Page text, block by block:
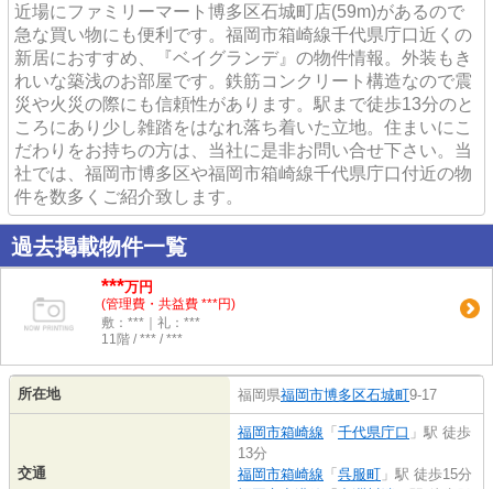
近場にファミリーマート博多区石城町店(59m)があるので
急な買い物にも便利です。福岡市箱崎線千代県庁口近くの
新居におすすめ、『ベイグランデ』の物件情報。外装もき
れいな築浅のお部屋です。鉄筋コンクリート構造なので震
災や火災の際にも信頼性があります。駅まで徒歩13分のと
ころにあり少し雑踏をはなれ落ち着いた立地。住まいにこ
だわりをお持ちの方は、当社に是非お問い合せ下さい。当
社では、福岡市博多区や福岡市箱崎線千代県庁口付近の物
件を数多くご紹介致します。
過去掲載物件一覧
***万円
(管理費・共益費 ***円)
敷：***｜礼：***
11階 / *** / ***
所在地 福岡県福岡市博多区石城町9-17
交通
福岡市箱崎線 「千代県庁口 」駅 徒歩
13分
福岡市箱崎線 「呉服町 」駅 徒歩15分